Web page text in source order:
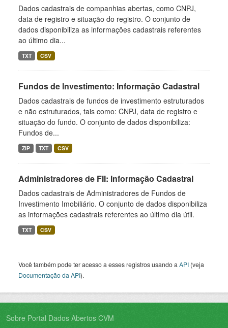
Dados cadastrais de companhias abertas, como CNPJ,
data de registro e situação do registro. O conjunto de
dados disponibiliza as informações cadastrais referentes
ao último dia...
TXT CSV
Fundos de Investimento: Informação Cadastral
Dados cadastrais de fundos de investimento estruturados
e não estruturados, tais como: CNPJ, data de registro e
situação do fundo. O conjunto de dados disponibiliza:
Fundos de...
ZIP TXT CSV
Administradores de FII: Informação Cadastral
Dados cadastrais de Administradores de Fundos de
Investimento Imobiliário. O conjunto de dados disponibiliza
as informações cadastrais referentes ao último dia útil.
TXT CSV
Você também pode ter acesso a esses registros usando a API (veja
Documentação da API).
Sobre Portal Dados Abertos CVM